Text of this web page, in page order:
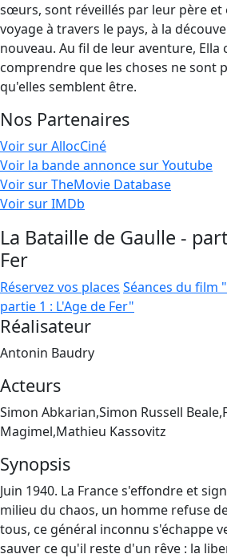
sœurs, sont réveillés par leur père et
voyage à travers le pays, à la
nouveau. Au fil de leur aventure, Ella
comprendre que les choses ne sont
qu'elles semblent être.
Nos Partenaires
Voir sur AllocCiné
Voir la bande annonce sur Youtube
Voir sur TheMovie Database
Voir sur IMDb
La Bataille de Gaulle -
Fer
Réservez vos places Séances du film
partie 1 : L'Age de Fer"
Réalisateur
Antonin Baudry
Acteurs
Simon Abkarian,Simon Russell
Magimel,Mathieu Kassovitz
Synopsis
Juin 1940. La France s'effondre et
milieu du chaos, un homme refuse
tous, ce général inconnu s'échappe
sauver ce qu'il reste d'un rêve : la